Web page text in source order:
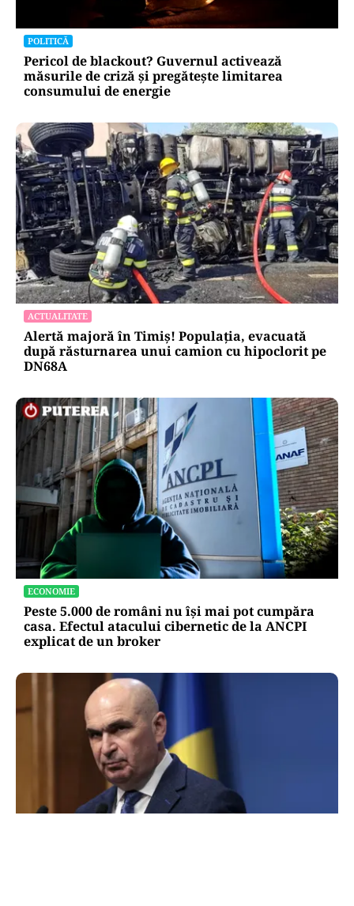
POLITICĂ
Pericol de blackout? Guvernul activează
măsurile de criză și pregătește limitarea
consumului de energie
ACTUALITATE
Alertă majoră în Timiș! Populația, evacuată
după răsturnarea unui camion cu hipoclorit pe
DN68A
ECONOMIE
Peste 5.000 de români nu își mai pot cumpăra
casa. Efectul atacului cibernetic de la ANCPI
explicat de un broker